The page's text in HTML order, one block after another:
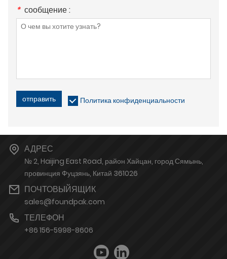
* сообщение :
отправить Политика конфиденциальности
АДРЕС
№ 2, Haijing East Road, район Хайцан, город Сямынь,
провинция Фуцзянь, Китай 361026
ПОЧТОВЫЙЯЩИК
sales@foundpak.com
ТЕЛЕФОН
+86 156-5998-8606